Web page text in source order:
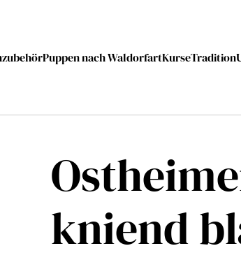
Puppen nach WaldorfartKurseTradition
kniend